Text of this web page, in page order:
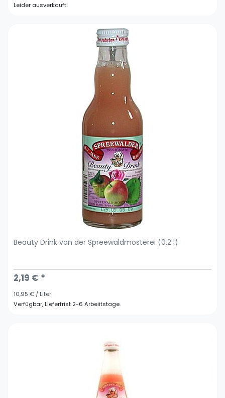
Leider ausverkauft!
Beauty Drink von der Spreewaldmosterei (0,2 l)
2,19 € *
10,95 € / Liter
Verfügbar, Lieferfrist 2-6 Arbeiitstage.